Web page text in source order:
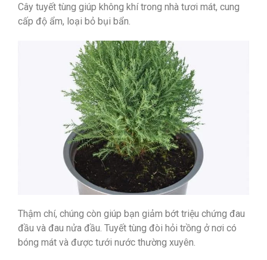
Cây tuyết tùng giúp không khí trong nhà tươi mát, cung
cấp độ ẩm, loại bỏ bụi bẩn.
Thậm chí, chúng còn giúp bạn giảm bớt triệu chứng đau
đầu và đau nửa đầu. Tuyết tùng đòi hỏi trồng ở nơi có
bóng mát và được tưới nước thường xuyên.